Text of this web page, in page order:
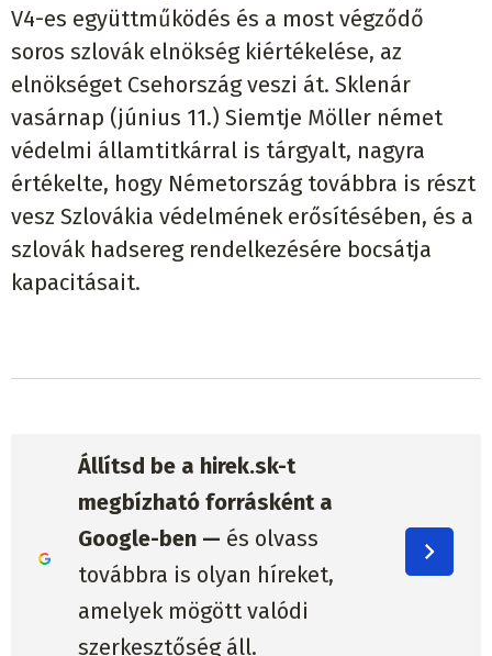
V4-es együttműködés és a most végződő
soros szlovák elnökség kiértékelése, az
elnökséget Csehország veszi át. Sklenár
vasárnap (június 11.) Siemtje Möller német
védelmi államtitkárral is tárgyalt, nagyra
értékelte, hogy Németország továbbra is részt
vesz Szlovákia védelmének erősítésében, és a
szlovák hadsereg rendelkezésére bocsátja
kapacitásait.
Állítsd be a hirek.sk-t
megbízható forrásként a
Google-ben — és olvass
továbbra is olyan híreket,
amelyek mögött valódi
szerkesztőség áll.